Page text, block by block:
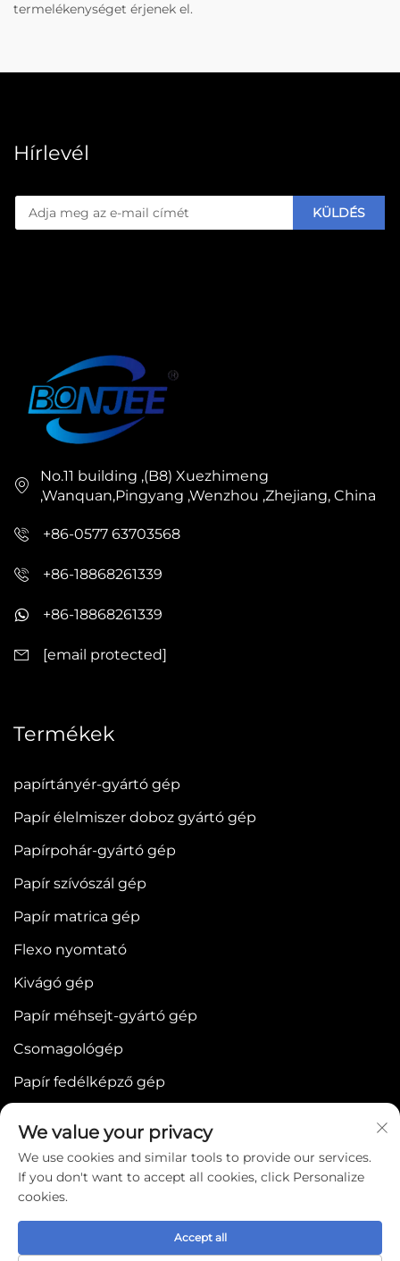
termelékenységet érjenek el.
Hírlevél
KÜLDÉS
No.11 building ,(B8) Xuezhimeng
,Wanquan,Pingyang ,Wenzhou ,Zhejiang, China
+86-0577 63703568
+86-18868261339
+86-18868261339
[email protected]
Termékek
papírtányér-gyártó gép
Papír élelmiszer doboz gyártó gép
Papírpohár-gyártó gép
Papír szívószál gép
Papír matrica gép
Flexo nyomtató
Kivágó gép
Papír méhsejt-gyártó gép
Csomagológép
Papír fedélképző gép
Adatvédelmi szabályzat
We value your privacy
We use cookies and similar tools to provide our services.
If you don't want to accept all cookies, click Personalize
cookies.
Accept all